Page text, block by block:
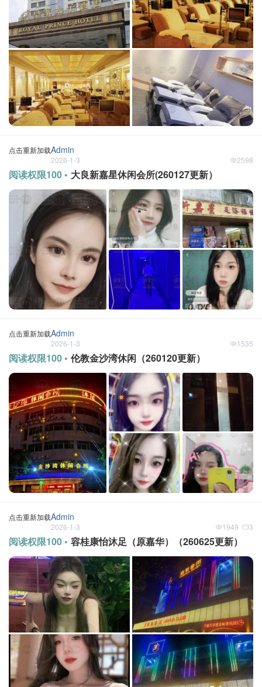
点击重新加载Admin
2026-1-3 2598
阅读权限100 • 大良新嘉星休闲会所(260127更新）
点击重新加载Admin
2026-1-3 1535
阅读权限100 • 伦教金沙湾休闲（260120更新）
点击重新加载Admin
2026-1-3 3
1949
阅读权限100 • 容桂康怡沐足（原嘉华）（260625更新）